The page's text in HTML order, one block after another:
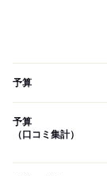
予算
予算
（口コミ集計）